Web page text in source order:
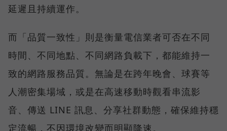
延遲且持續運作。
而「品質一致性」則是衡量電信業者可否在不同
時間、不同地點、不同網路負載下，都能維持一
致的網路服務品質。無論是在跨年晚會、球賽等
人潮密集場域，或是在高速移動時觀看串流影
音、傳送 LINE 訊息、分享社群動態，確保維持穩
定流暢，不因環境改變而明顯降速。